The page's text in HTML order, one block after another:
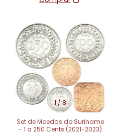
1/8
Set de Moedas do Suriname
– 1 a 250 Cents (2021-2023)